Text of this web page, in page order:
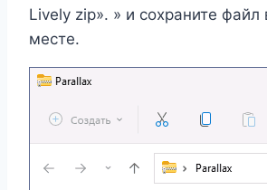
Lively zip». » и сохраните
месте.